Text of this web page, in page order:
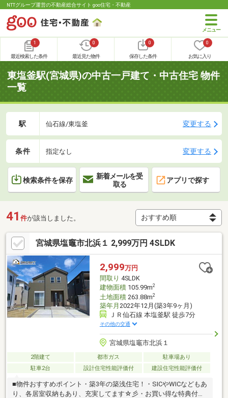
NTTグループ運営の不動産総合サイト goo住宅・不動産
1
最近検索した条件
0
最近見た物件
0
保存した条件
0
お気に入り
東塩釜駅(宮城県)の中古一戸建て・中古住宅 物件
一覧
駅 仙石線/東塩釜 変更する
条件 指定なし 変更する
検索条件を保存
新着メールを受
取る
アプリで探す
41 件が該当しました。
宮城県塩竈市北浜１ 2,999万円 4SLDK
2,999万円
間取り 4SLDK
建物面積105.99m2
土地面積263.88m2
築年月 2022年12月(築3年9ヶ月)
ＪＲ仙石線 本塩釜駅 徒歩7分
その他の交通
宮城県塩竈市北浜１
2階建て 都市ガス
駐車場あり
駐車2台
設計住宅性能評価付 建設住宅性能評価付
■物件おすすめポイント・築3年の築浅住宅！・SICやWICなどもあ
り、各居室収納もあり、充実してます☆彡・お買い得な特典付